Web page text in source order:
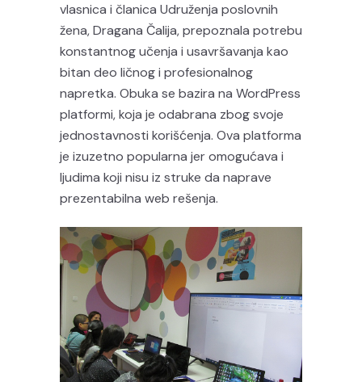
vlasnica i članica Udruženja poslovnih
žena, Dragana Čalija, prepoznala potrebu
konstantnog učenja i usavršavanja kao
bitan deo ličnog i profesionalnog
napretka. Obuka se bazira na WordPress
platformi, koja je odabrana zbog svoje
jednostavnosti korišćenja. Ova platforma
je izuzetno popularna jer omogućava i
ljudima koji nisu iz struke da naprave
prezentabilna web rešenja.